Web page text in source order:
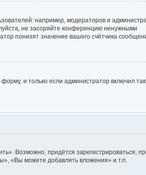
например, модераторов и
не засоряйте конференцию ненужными
понизят значение вашего счётчика
и только если администратор включил
Возможно, придётся зарегистрироваться,
«Вы можете добавлять вложения» и т.п.